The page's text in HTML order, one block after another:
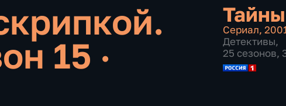
15 ·
Сериал,
Детективы,
25 сезонов,